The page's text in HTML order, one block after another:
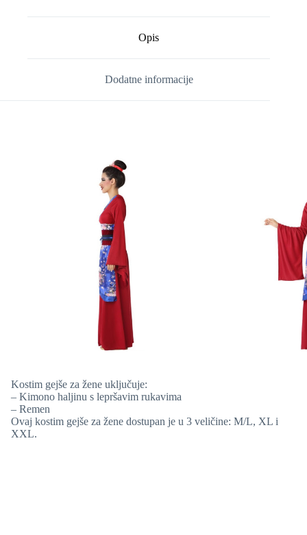
Opis
Dodatne informacije
Kostim gejše za žene uključuje:
– Kimono haljinu s lepršavim rukavima
– Remen
Ovaj kostim gejše za žene dostupan je u 3 veličine: M/L, XL i
XXL.